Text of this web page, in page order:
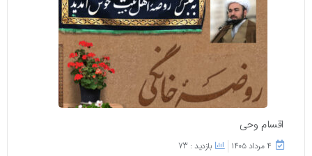
اقسام وحی
۴ مرداد ۱۴۰۵ بازدید : 73